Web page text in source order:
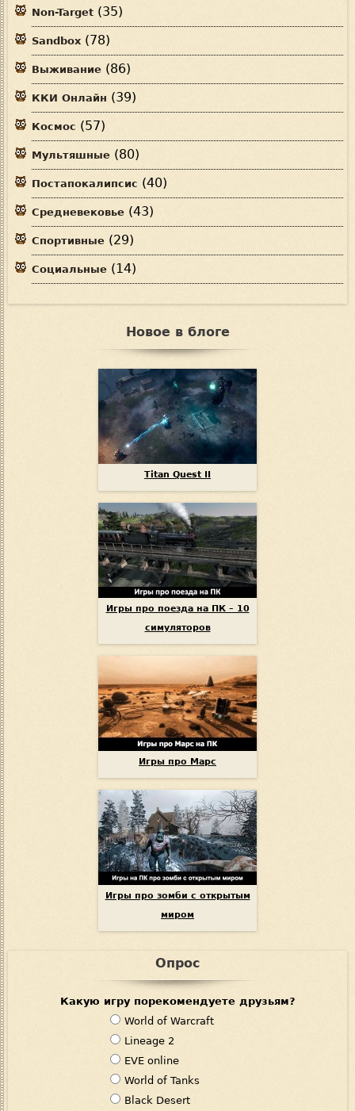
Non-Target (35)
Sandbox (78)
Выживание (86)
ККИ Онлайн (39)
Космос (57)
Мультяшные (80)
Постапокалипсис (40)
Средневековье (43)
Спортивные (29)
Социальные (14)
Новое в блоге
Titan Quest II
Игры про поезда на ПК – 10
симуляторов
Игры про Марс
Игры про зомби с открытым
миром
Опрос
Какую игру порекомендуете друзьям?
В
а
р
и
а
World of Warcraft
Lineage 2
EVE online
World of Tanks
Black Desert